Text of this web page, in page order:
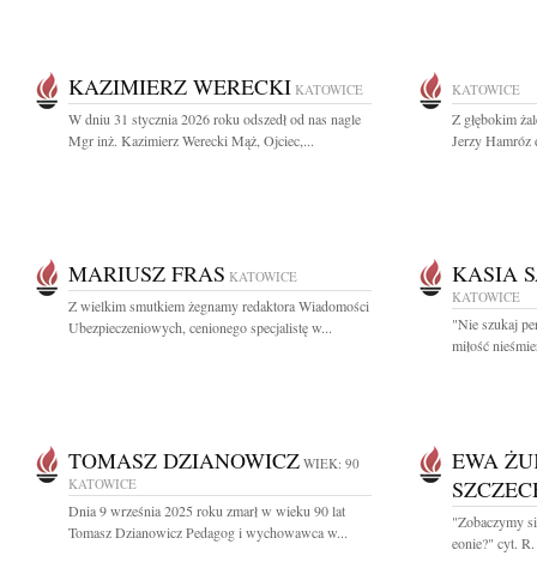
KAZIMIERZ WERECKI KATOWICE
W dniu 31 stycznia 2026 roku odszedł od nas nagle
Mgr inż. Kazimierz Werecki Mąż, Ojciec,...
KATOWICE
Z głębokim
Jerzy Hamróz
MARIUSZ FRAS KATOWICE
Z wielkim smutkiem żegnamy redaktora Wiadomości
Ubezpieczeniowych, cenionego specjalistę w...
KASIA
KATOWICE
"Nie szukaj
miłość
TOMASZ DZIANOWICZ WIEK: 90
KATOWICE
Dnia 9 września 2025 roku zmarł w wieku 90 lat
Tomasz Dzianowicz Pedagog i wychowawca w...
EWA
"Zobaczymy
eonie?" cyt.